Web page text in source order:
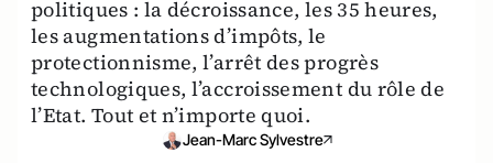
politiques : la décroissance, les 35 heures,
les augmentations d’impôts, le
protectionnisme, l’arrêt des progrès
technologiques, l’accroissement du rôle de
l’Etat. Tout et n’importe quoi.
Jean-Marc Sylvestre